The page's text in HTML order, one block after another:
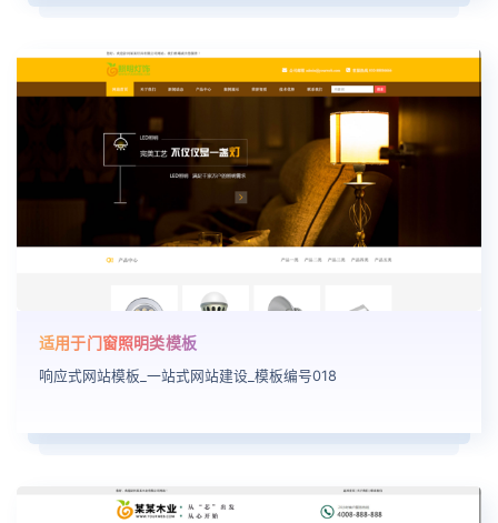
适用于门窗照明类模板
响应式网站模板_一站式网站建设_模板编号018